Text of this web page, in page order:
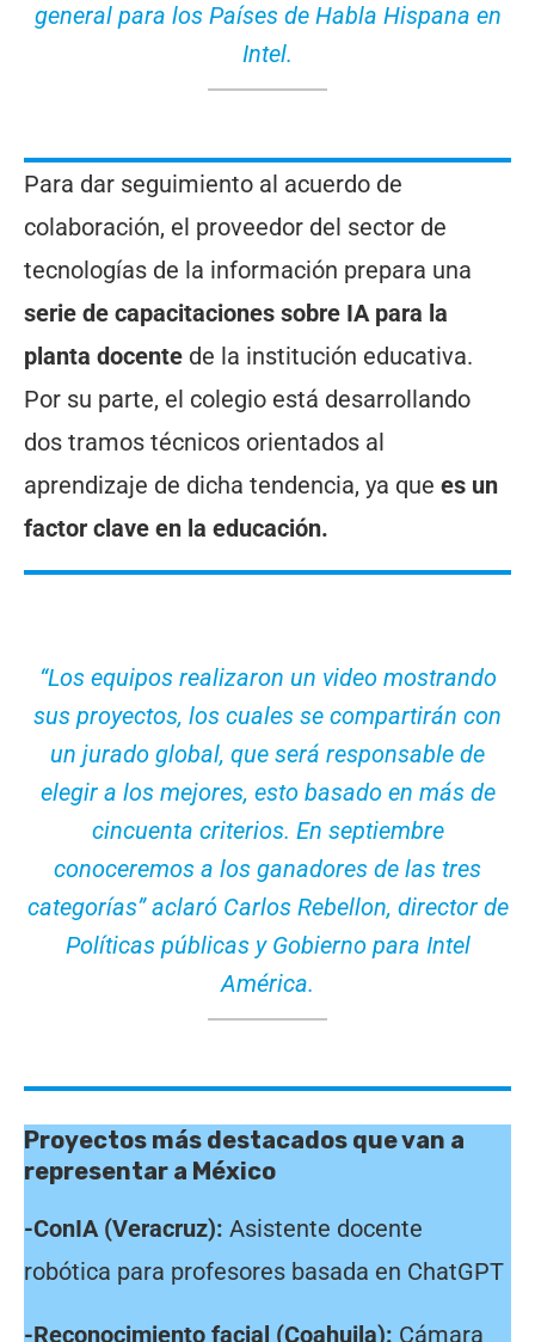
general para los Países de Habla Hispana en
Intel.
Para dar seguimiento al acuerdo de
colaboración, el proveedor del sector de
tecnologías de la información prepara una
serie de capacitaciones sobre IA para la
planta docente de la institución educativa.
Por su parte, el colegio está desarrollando
dos tramos técnicos orientados al
aprendizaje de dicha tendencia, ya que es un
factor clave en la educación.
“Los equipos realizaron un video mostrando
sus proyectos, los cuales se compartirán con
un jurado global, que será responsable de
elegir a los mejores, esto basado en más de
cincuenta criterios. En septiembre
conoceremos a los ganadores de las tres
categorías” aclaró Carlos Rebellon, director de
Políticas públicas y Gobierno para Intel
América.
Proyectos más destacados que van a
representar a México
-ConIA (Veracruz): Asistente docente
robótica para profesores basada en ChatGPT
-Reconocimiento facial (Coahuila): Cámara